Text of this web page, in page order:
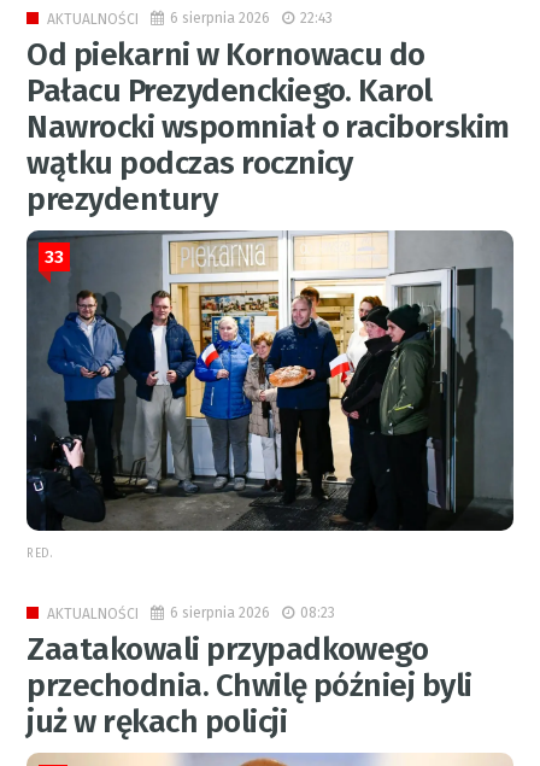
AKTUALNOŚCI 6 sierpnia 2026 22:43
Od piekarni w Kornowacu do
Pałacu Prezydenckiego. Karol
Nawrocki wspomniał o raciborskim
wątku podczas rocznicy
prezydentury
33
RED.
AKTUALNOŚCI 6 sierpnia 2026 08:23
Zaatakowali przypadkowego
przechodnia. Chwilę później byli
już w rękach policji